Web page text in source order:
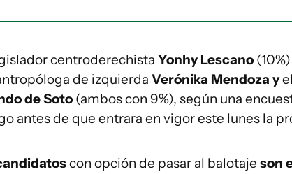
centroderechista Yonhy Lescano
de izquierda Verónika Mendoza y
de Soto (ambos con 9%), según una
antes de que entrara en vigor este lunes la
con opción de pasar al balotaje son